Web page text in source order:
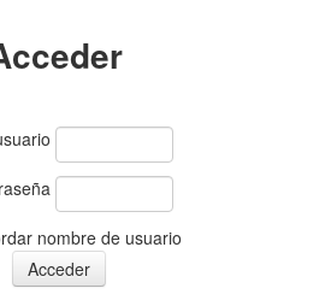
nombre de usuario